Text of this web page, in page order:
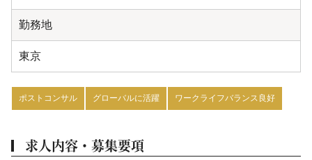
勤務地
東京
ポストコンサル グローバルに活躍 ワークライフバランス良好
求人内容・募集要項